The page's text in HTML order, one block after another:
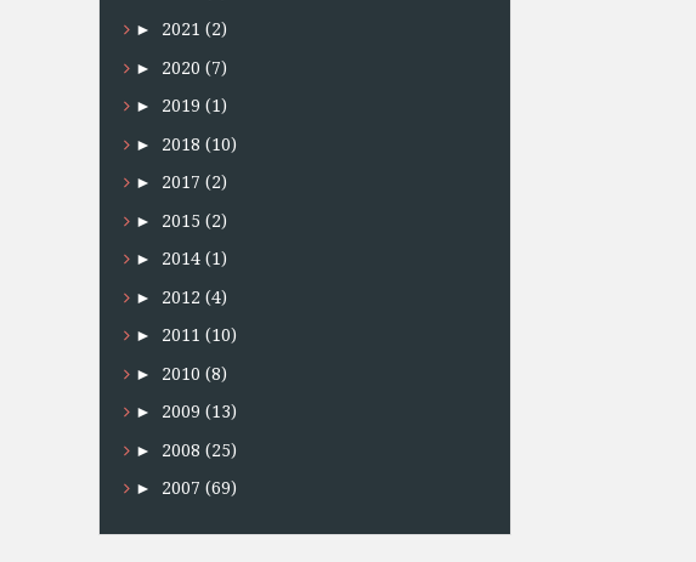
► 2021 (2)
► 2020 (7)
► 2019 (1)
► 2018 (10)
► 2017 (2)
► 2015 (2)
► 2014 (1)
► 2012 (4)
► 2011 (10)
► 2010 (8)
► 2009 (13)
► 2008 (25)
► 2007 (69)